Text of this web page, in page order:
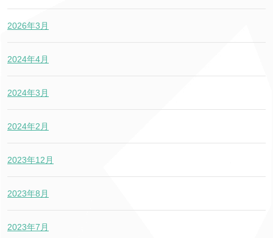
2026年3月
2024年4月
2024年3月
2024年2月
2023年12月
2023年8月
2023年7月